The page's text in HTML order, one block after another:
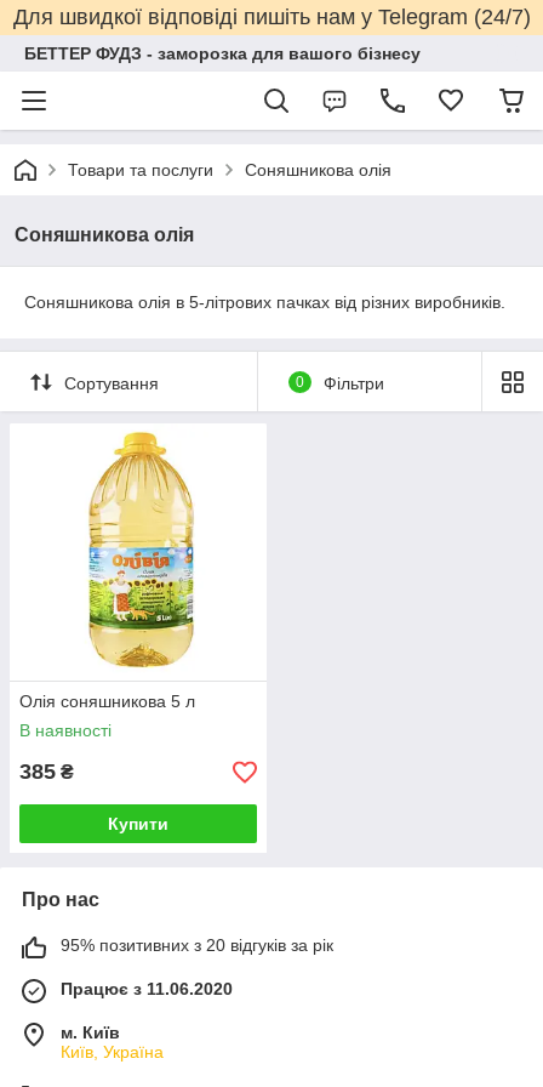
Для швидкої відповіді пишіть нам у Telegram (24/7)
БЕТТЕР ФУДЗ - заморозка для вашого бізнесу
Товари та послуги Соняшникова олія
Соняшникова олія
Соняшникова олія в 5-літрових пачках від різних виробників.
Сортування 0 Фільтри
Олія соняшникова 5 л
В наявності
385 ₴
Купити
Про нас
95% позитивних з 20 відгуків за рік
Працює з 11.06.2020
м. Київ
Київ, Україна